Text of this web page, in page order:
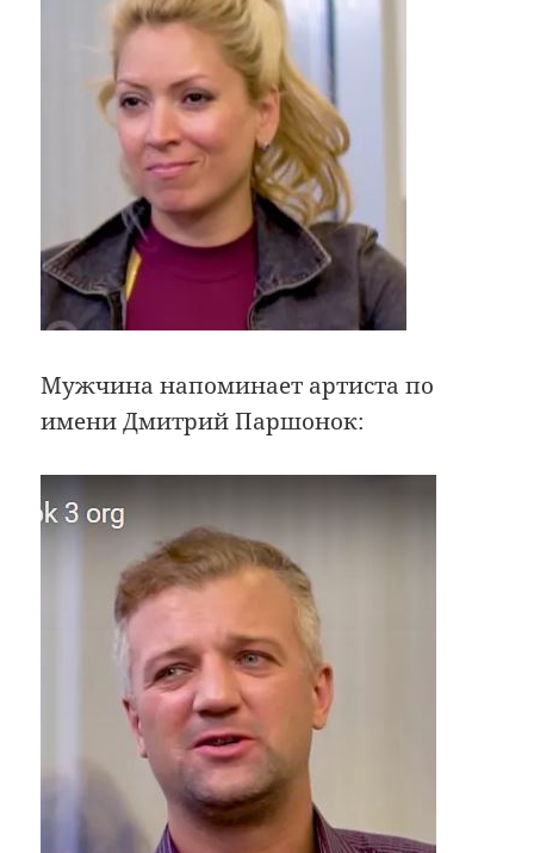
Мужчина напоминает артиста по
имени Дмитрий Паршонок: